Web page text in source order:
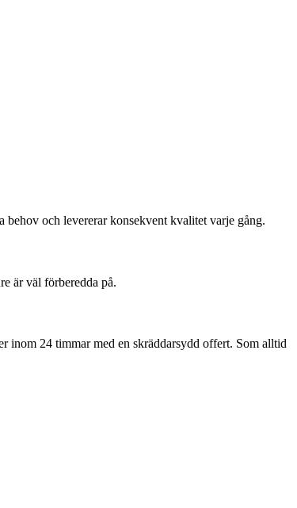
och levererar konsekvent kvalitet varje gång.
är väl förberedda på.
inom 24 timmar med en skräddarsydd offert. Som alltid